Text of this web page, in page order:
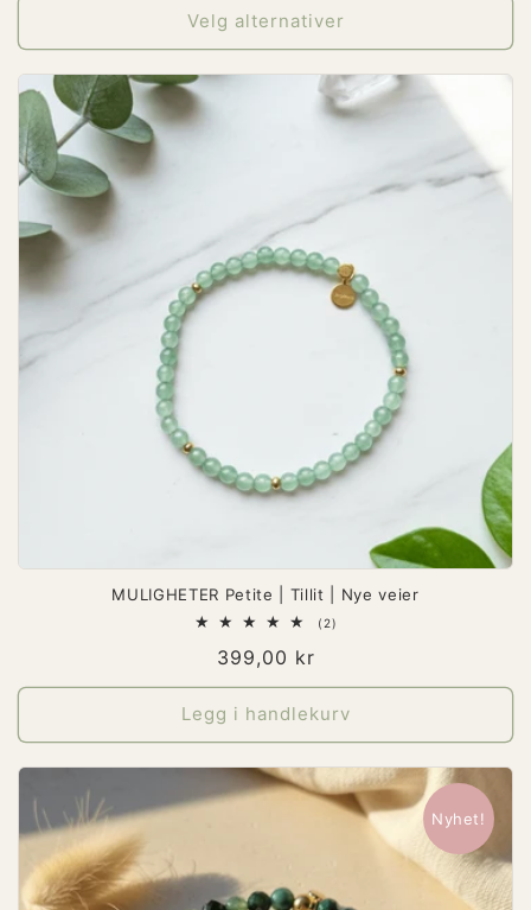
Velg alternativer
MULIGHETER Petite | Tillit | Nye veier
(2)
Vanlig
pris
399,00 kr
Legg i handlekurv
Nyhet!